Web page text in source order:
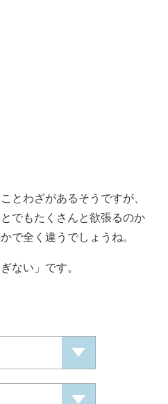
とわざがあるそうですが、
でもたくさんと欲張るのか
で全く違うでしょうね。
ない」です。